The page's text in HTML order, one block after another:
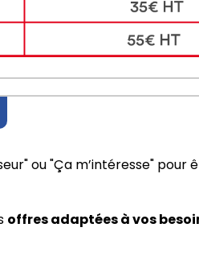
ou "Ça m’intéresse" pour
offres adaptées à vos